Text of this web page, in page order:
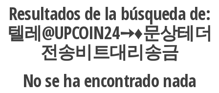
|
RefaccionariaRuiz.com
Resultados de la búsqueda de:
텔레@UPCOIN24➙♦문상테더
전송비트대리송금
No se ha encontrado nada